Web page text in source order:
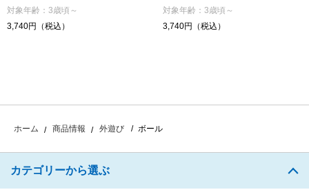
対象年齢：3歳頃～
3,740円（税込）
対象年齢：3歳頃～
3,740円（税込）
ホーム 商品情報 外遊び ボール
カテゴリーから選ぶ